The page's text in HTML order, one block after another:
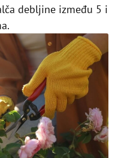
debljine između 5 i